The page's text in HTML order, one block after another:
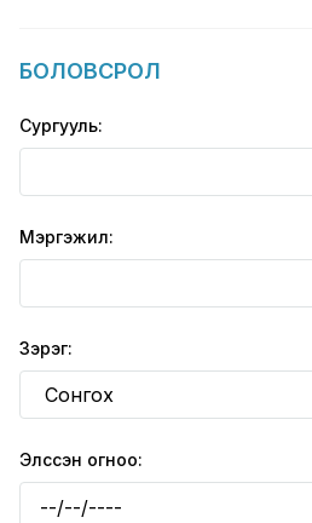
БОЛОВСРОЛ
Сургууль:
Мэргэжил:
Зэрэг:
Элссэн огноо: